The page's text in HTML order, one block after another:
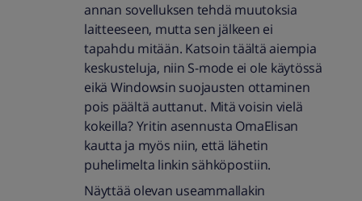
annan sovelluksen tehdä muutoksia
laitteeseen, mutta sen jälkeen ei
tapahdu mitään. Katsoin täältä aiempia
keskusteluja, niin S-mode ei ole käytössä
eikä Windowsin suojausten ottaminen
pois päältä auttanut. Mitä voisin vielä
kokeilla? Yritin asennusta OmaElisan
kautta ja myös niin, että lähetin
puhelimelta linkin sähköpostiin.
Näyttää olevan useammallakin